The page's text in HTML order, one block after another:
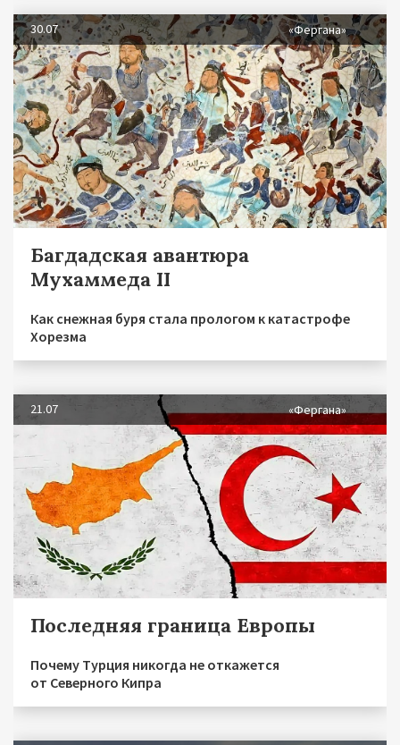
30.07 «Фергана»
Багдадская авантюра
Мухаммеда II
Как снежная буря стала прологом к катастрофе
Хорезма
21.07 «Фергана»
Последняя граница Европы
Почему Турция никогда не откажется
от Северного Кипра